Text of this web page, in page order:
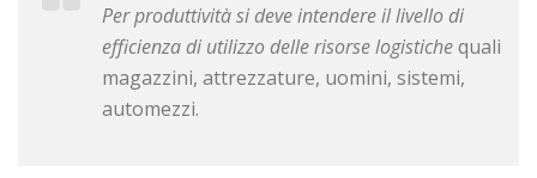
Per produttività si deve intendere il livello di
efficienza di utilizzo delle risorse logistichequali
magazzini, attrezzature, uomini, sistemi,
automezzi.